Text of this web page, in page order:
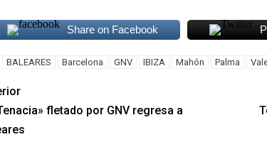
Share on Facebook
BALEARES Barcelona GNV IBIZA Mahón Palma
fletado por GNV regresa a